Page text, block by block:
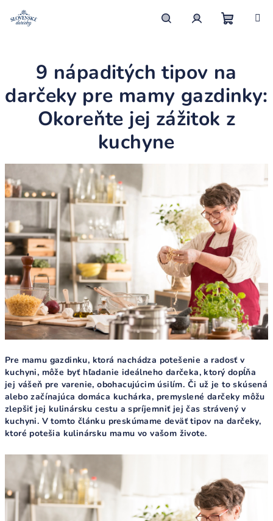
košík
9 nápaditých tipov na
darčeky pre mamy gazdinky:
Okoreňte jej zážitok z
kuchyne
Pre mamu gazdinku, ktorá nachádza potešenie a radosť v
kuchyni, môže byť hľadanie ideálneho darčeka, ktorý dopĺňa
jej vášeň pre varenie, obohacujúcim úsilím. Či už je to skúsená
alebo začínajúca domáca kuchárka, premyslené darčeky môžu
zlepšiť jej kulinársku cestu a spríjemniť jej čas strávený v
kuchyni. V tomto článku preskúmame deväť tipov na darčeky,
ktoré potešia kulinársku mamu vo vašom živote.